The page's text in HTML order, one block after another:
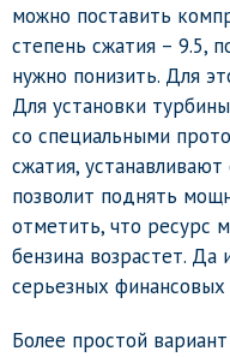
можно поставить
степень сжатия – 9.5,
нужно понизить. Для
Для установки
со специальными
сжатия,
позволит поднять
отметить, что ресурс
бензина возрастет. Да
серьезных финансовых
Более простой